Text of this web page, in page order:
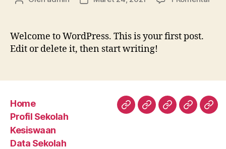
Welcome to WordPress. This is your first post.
Edit or delete it, then start writing!
Home
Profil Sekolah
Kesiswaan
Data Sekolah
HomeProfilKesiswaan
Data